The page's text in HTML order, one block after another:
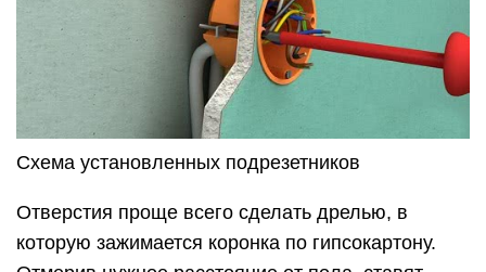
Схема установленных подрезетников
Отверстия проще всего сделать дрелью, в
которую зажимается коронка по гипсокартону.